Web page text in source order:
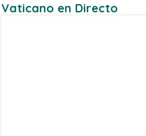
Vaticano en Directo